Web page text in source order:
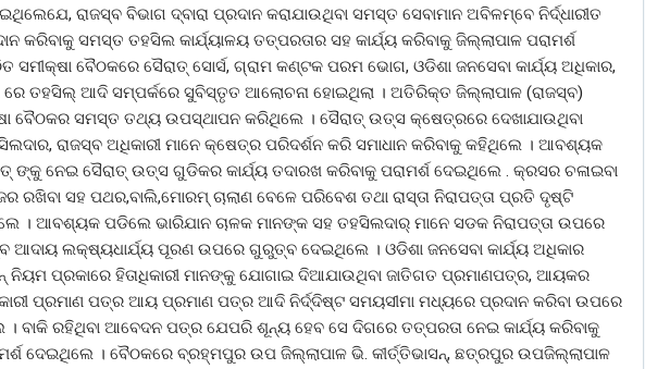
ରାଜସ୍ବ ବିଭାଗ ଦ୍ବାରା ପ୍ରଦାନ କରାଯାଉଥିବା ସମସ୍ତ ସେବାମାନ ଅବିଳମ୍ବେ ନିର୍ଦ୍ଧାରୀତ
କରିବାକୁ ସମସ୍ତ ତହସିଲ କାର୍ଯ୍ୟାଳୟ ତତ୍ପରତାର ସହ କାର୍ଯ୍ୟ କରିବାକୁ ଜିଲ୍ଲାପାଳ ପରାମର୍ଶ
ବୈଠକରେ ସୈରାତ୍ ସୋର୍ସ, ଗ୍ରାମ କଣ୍ଟକ ପରମ ଭୋଗ, ଓଡିଶା ଜନସେବା କାର୍ଯ୍ୟ ଅଧିକାର,
ରେ ତହସିଲ୍ ଆଦି ସମ୍ପର୍କରେ ସୁବିସ୍ତୃତ ଆଲୋଚନା ହୋଇଥିଲା । ଅତିରିକ୍ତ ଜିଲ୍ଲାପାଳ (ରାଜସ୍ବ)
ବୈଠକର ସମସ୍ତ ତଥ୍ୟ ଉପସ୍ଥାପନ କରିଥିଲେ । ସୈରାତ୍ ଉତ୍ସ କ୍ଷେତ୍ରରେ ଦେଖାଯାଉଥିବା
ରାଜସ୍ବ ଅଧିକାରୀ ମାନେ କ୍ଷେତ୍ର ପରିଦର୍ଶନ କରି ସମାଧାନ କରିବାକୁ କହିଥିଲେ । ଆବଶ୍ୟକ
ନେଇ ସୈରାତ୍ ଉତ୍ସ ଗୁଡିକର କାର୍ଯ୍ୟ ତଦାରଖ କରିବାକୁ ପରାମର୍ଶ ଦେଇଥିଲେ . କ୍ରସର ଚଳାଇବା
ରଖିବା ସହ ପଥର,ବାଲି,ମୋରମ୍ ଚାଲାଣ ବେଳେ ପରିବେଶ ତଥା ରାସ୍ତା ନିରାପତ୍ତା ପ୍ରତି ଦୃଷ୍ଟି
। ଆବଶ୍ୟକ ପଡିଲେ ଭାରିଯାନ ଚାଳକ ମାନଙ୍କ ସହ ତହସିଲଦାର୍ ମାନେ ସଡକ ନିରାପତ୍ତା ଉପରେ
ଆଦାୟ ଲକ୍ଷ୍ୟଧାର୍ଯ୍ୟ ପୂରଣ ଉପରେ ଗୁରୁତ୍ବ ଦେଇଥିଲେ । ଓଡିଶା ଜନସେବା କାର୍ଯ୍ୟ ଅଧିକାର
ପ୍ରକାରେ ହିତାଧିକାରୀ ମାନଙ୍କୁ ଯୋଗାଇ ଦିଆଯାଉଥିବା ଜାତିଗତ ପ୍ରମାଣପତ୍ର, ଆୟକର
ପ୍ରମାଣ ପତ୍ର ଆୟ ପ୍ରମାଣ ପତ୍ର ଆଦି ନିର୍ଦ୍ଦିଷ୍ଟ ସମୟସୀମା ମଧ୍ୟରେ ପ୍ରଦାନ କରିବା ଉପରେ
ରହିଥିବା ଆବେଦନ ପତ୍ର ଯେପରି ଶୂନ୍ୟ ହେବ ସେ ଦିଗରେ ତତ୍ପରତା ନେଇ କାର୍ଯ୍ୟ କରିବାକୁ
ଦେଇଥିଲେ । ବୈଠକରେ ବ୍ରହ୍ମପୁର ଉପ ଜିଲ୍ଲାପାଳ ଭି. କୀର୍ତ୍ତିଭାସନ୍, ଛତ୍ରପୁର ଉପଜିଲ୍ଲାପାଳ